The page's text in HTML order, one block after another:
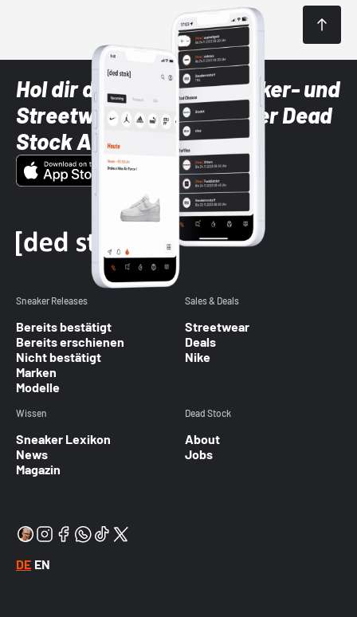
Hol dir die neuesten Sneaker- und
Streetwear-Brands mit der Dead
Stock App
Sneaker Releases
Bereits bestätigt
Bereits erschienen
Nicht bestätigt
Marken
Modelle
Sales & Deals
Streetwear
Deals
Nike
Wissen
Sneaker Lexikon
News
Magazin
Dead Stock
About
Jobs
DE EN